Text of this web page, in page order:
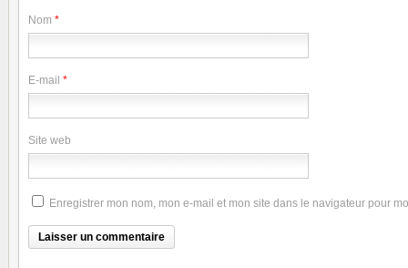
Nom *
E-mail *
Site web
Enregistrer mon nom, mon e-mail et mon site dans le navigateur pour